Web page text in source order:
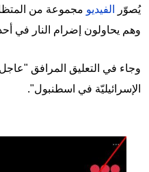
يُصوّر الفيديو مجموعة من
وهم يحاولون إضرام النار في أحد
وجاء في التعليق المرافق
الإسرائيليّة في اسطنبول".
Image